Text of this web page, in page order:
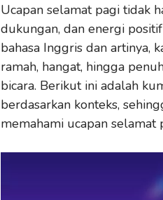
Ucapan selamat pagi tidak
dukungan, dan energi
bahasa Inggris dan artinya,
ramah, hangat, hingga
bicara. Berikut ini adalah
berdasarkan konteks,
memahami ucapan selamat